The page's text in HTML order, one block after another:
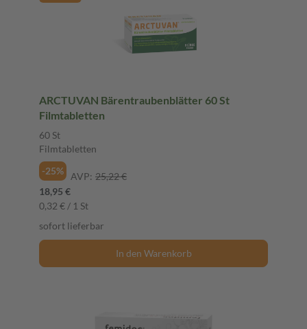
ARCTUVAN Bärentraubenblätter 60 St
Filmtabletten
60 St
Filmtabletten
-25%
AVP: 25,22 €
18,95 €
0,32 € / 1 St
sofort lieferbar
In den Warenkorb